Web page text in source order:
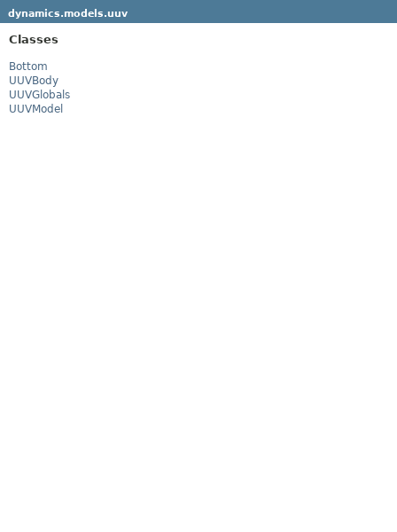
dynamics.models.uuv
Classes
Bottom
UUVBody
UUVGlobals
UUVModel